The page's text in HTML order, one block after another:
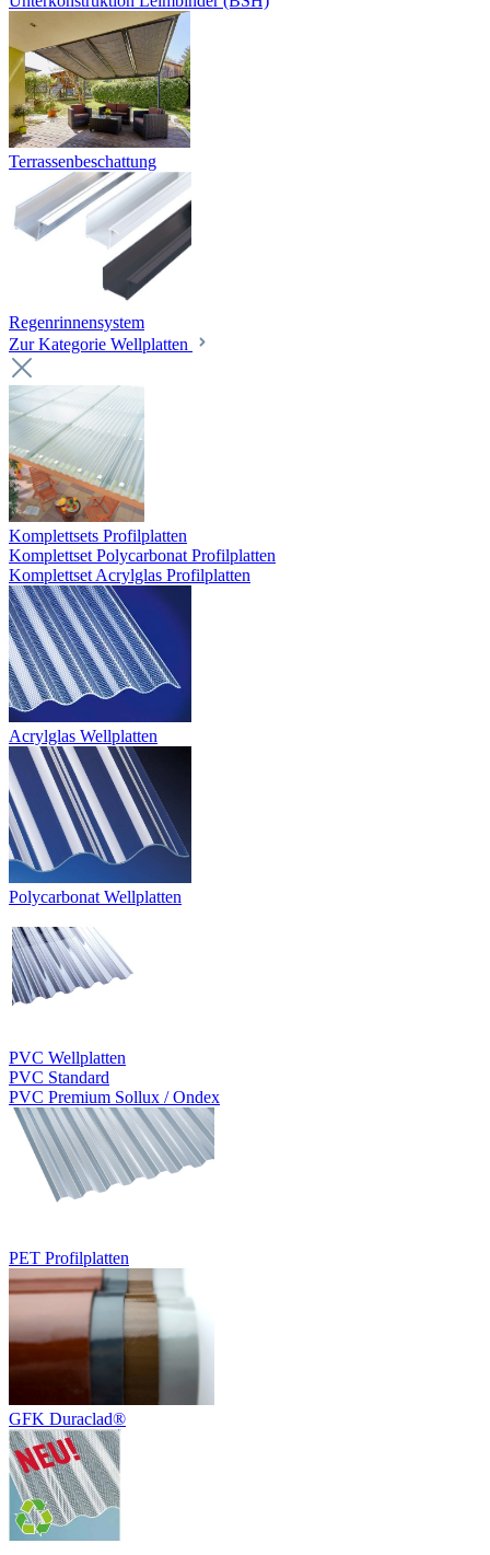
Terrassenbeschattung
Regenrinnensystem
Zur Kategorie Wellplatten
Komplettsets Profilplatten
Komplettset Polycarbonat Profilplatten
Komplettset Acrylglas Profilplatten
Acrylglas Wellplatten
Polycarbonat Wellplatten
PVC Wellplatten
PVC Standard
PVC Premium Sollux / Ondex
PET Profilplatten
GFK Duraclad®